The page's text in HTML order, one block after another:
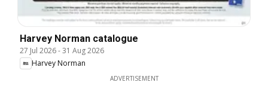
Harvey Norman catalogue
27 Jul 2026-31 Aug 2026
Harvey Norman
ADVERTISEMENT